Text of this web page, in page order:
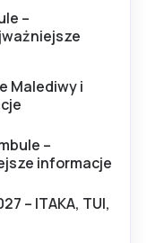
–
Malediwy i
–
informacje
– ITAKA, TUI,